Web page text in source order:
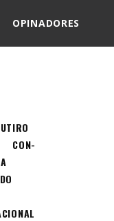
OPINADORES
CON-